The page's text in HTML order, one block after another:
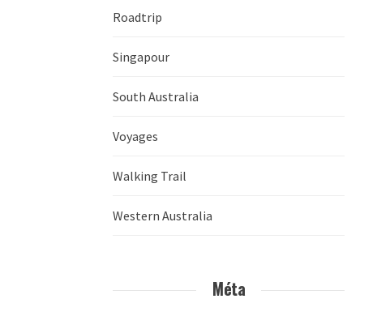
Roadtrip
Singapour
South Australia
Voyages
Walking Trail
Western Australia
Méta